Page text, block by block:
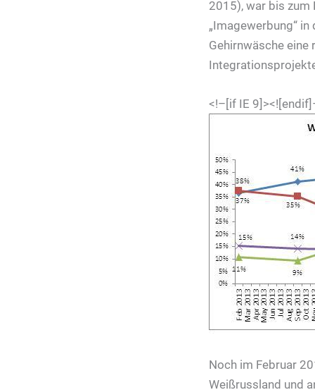
2015), war bis zum
„Imagewerbung“
Gehirnwäsche
<!–[if IE 9]>
Noch im Februar
Weißrussland und